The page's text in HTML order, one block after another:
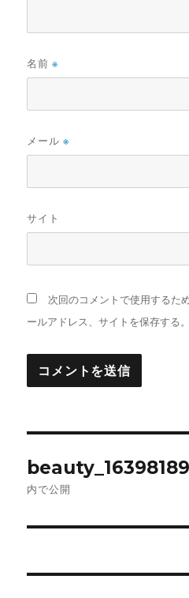
名前※
メール※
サイト
次回のコメントで使用するた
ールアドレス、サイトを保存する。
稿
ゲ
内で公開